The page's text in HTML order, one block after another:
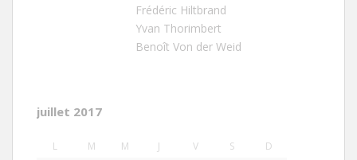
Frédéric Hiltbrand
Yvan Thorimbert
Benoît Von der Weid
juillet 2017
L M M J V S D